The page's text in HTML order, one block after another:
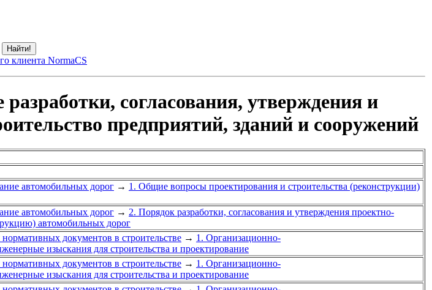
клиента NormaCS
согласования, утверждения и
предприятий, зданий и сооружений
автомобильных дорог → 1. Общие вопросы проектирования и строительства (реконструкции)
автомобильных дорог → 2. Порядок разработки, согласования и утверждения проектно-
автомобильных дорог
документов в строительстве → 1. Организационно-
изыскания для строительства и проектирование
документов в строительстве → 1. Организационно-
изыскания для строительства и проектирование